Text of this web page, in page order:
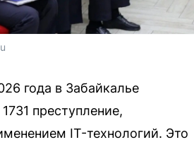
года в Забайкалье
преступление,
IT-технологий. Это